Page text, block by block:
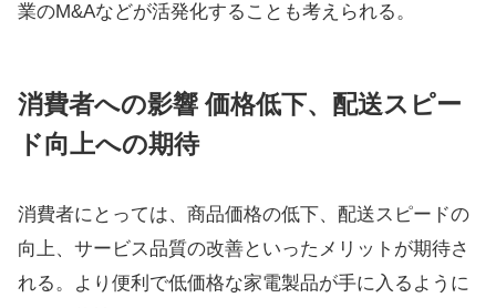
業のM&Aなどが活発化することも考えられる。
消費者への影響 価格低下、配送スピー
ド向上への期待
消費者にとっては、商品価格の低下、配送スピードの
向上、サービス品質の改善といったメリットが期待さ
れる。より便利で低価格な家電製品が手に入るように